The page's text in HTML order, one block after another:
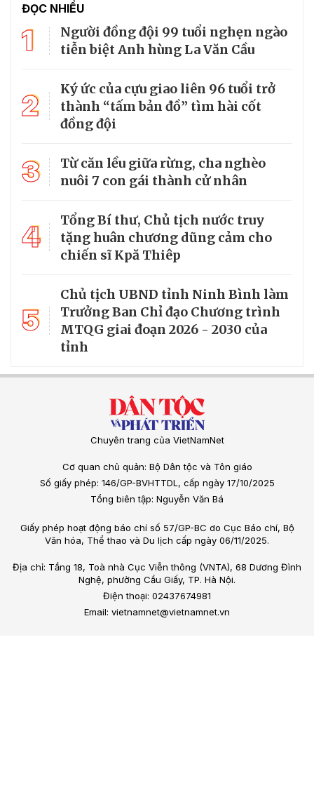
ĐỌC NHIỀU
1
Người đồng đội 99 tuổi nghẹn ngào
tiễn biệt Anh hùng La Văn Cầu
2
Ký ức của cựu giao liên 96 tuổi trở
thành “tấm bản đồ” tìm hài cốt
đồng đội
3
Từ căn lều giữa rừng, cha nghèo
nuôi 7 con gái thành cử nhân
4
Tổng Bí thư, Chủ tịch nước truy
tặng huân chương dũng cảm cho
chiến sĩ Kpă Thiêp
5
Chủ tịch UBND tỉnh Ninh Bình làm
Trưởng Ban Chỉ đạo Chương trình
MTQG giai đoạn 2026 - 2030 của
tỉnh
Chuyên trang của VietNamNet
Cơ quan chủ quản: Bộ Dân tộc và Tôn giáo
Số giấy phép: 146/GP-BVHTTDL, cấp ngày 17/10/2025
Tổng biên tập: Nguyễn Văn Bá
Giấy phép hoạt động báo chí số 57/GP-BC do Cục Báo chí, Bộ
Văn hóa, Thể thao và Du lịch cấp ngày 06/11/2025.
Địa chỉ: Tầng 18, Toà nhà Cục Viễn thông (VNTA), 68 Dương Đình
Nghệ, phường Cầu Giấy, TP. Hà Nội.
Điện thoại: 02437674981
Email: vietnamnet@vietnamnet.vn